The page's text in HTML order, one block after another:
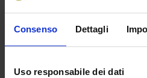
Consenso Dettagli
Uso responsabile dei dati
Enrolment Procedures and